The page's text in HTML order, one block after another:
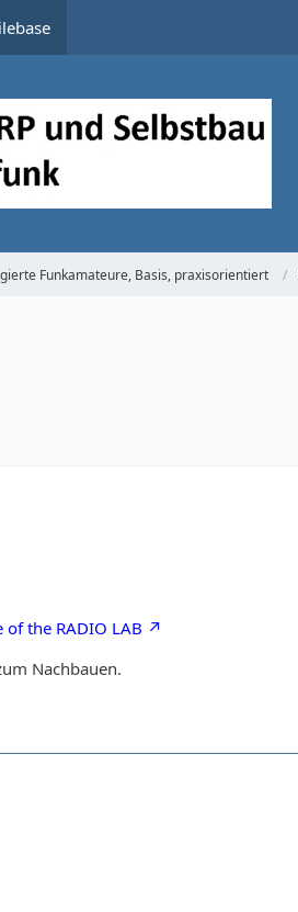
Funkamateure, Basis, praxisorientiert
the RADIO LAB
Nachbauen.